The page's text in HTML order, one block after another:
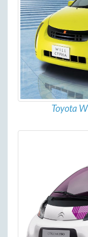
Toyota